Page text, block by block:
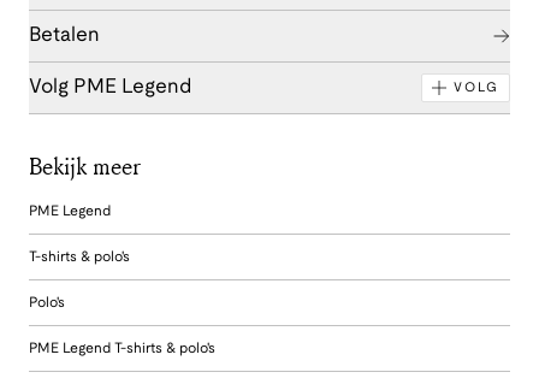
Betalen
Volg PME Legend VOLG
Bekijk meer
PME Legend
T-shirts & polo's
Polo's
PME Legend T-shirts & polo's